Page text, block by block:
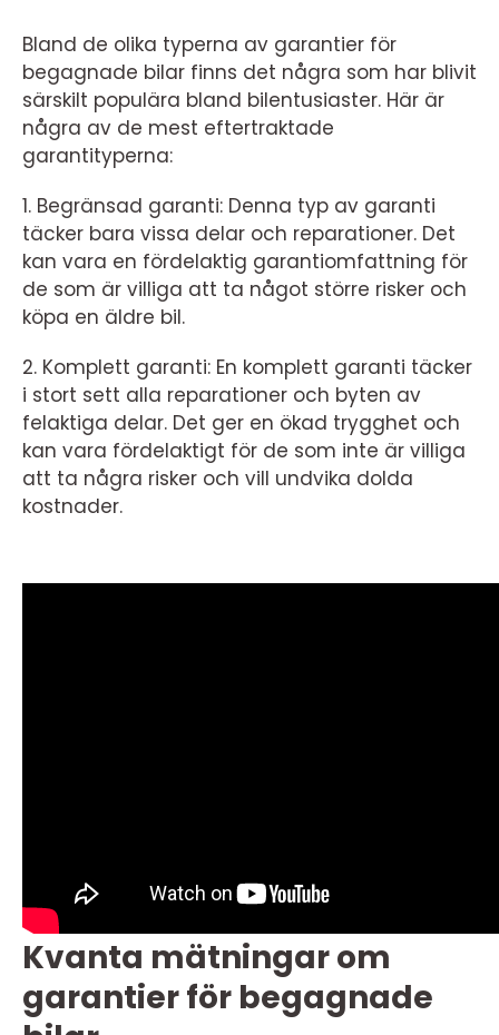
Bland de olika typerna av garantier för
begagnade bilar finns det några som har blivit
särskilt populära bland bilentusiaster. Här är
några av de mest eftertraktade
garantityperna:
1. Begränsad garanti: Denna typ av garanti
täcker bara vissa delar och reparationer. Det
kan vara en fördelaktig garantiomfattning för
de som är villiga att ta något större risker och
köpa en äldre bil.
2. Komplett garanti: En komplett garanti täcker
i stort sett alla reparationer och byten av
felaktiga delar. Det ger en ökad trygghet och
kan vara fördelaktigt för de som inte är villiga
att ta några risker och vill undvika dolda
kostnader.
Kvanta mätningar om
garantier för begagnade